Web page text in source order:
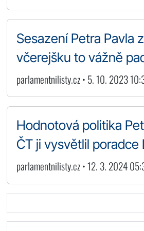
Sesazení Petra Pavla
včerejšku to vážně
parlamentnilisty.cz • 5. 10. 2023
Hodnotová politika
ČT ji vysvětlil poradce
parlamentnilisty.cz • 12. 3. 2024